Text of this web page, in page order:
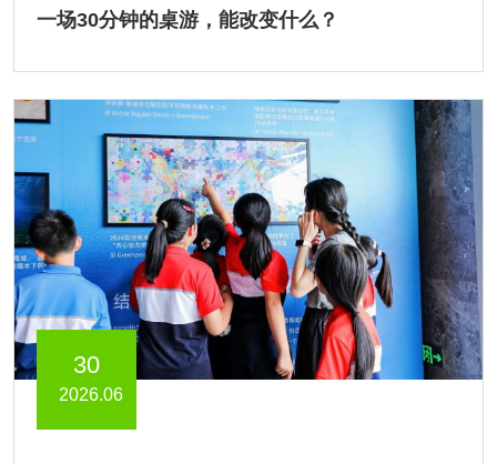
一场30分钟的桌游，能改变什么？
30
2026.06